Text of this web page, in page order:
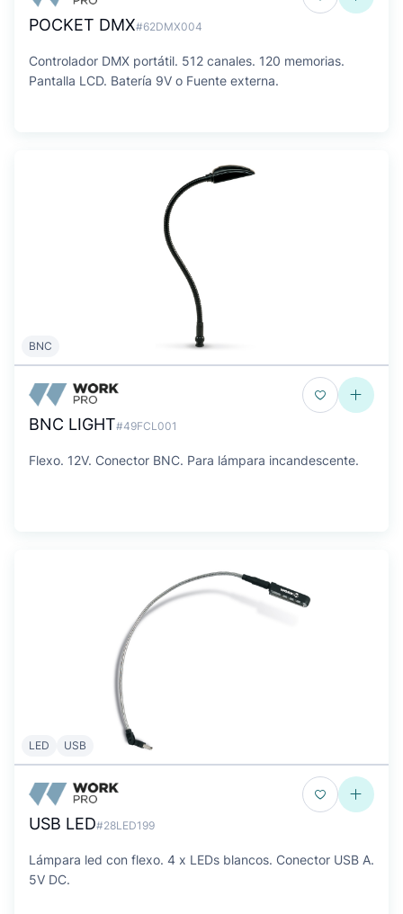
POCKET DMX#62DMX004
Controlador DMX portátil. 512 canales. 120 memorias.
Pantalla LCD. Batería 9V o Fuente externa.
BNC
BNC LIGHT#49FCL001
Flexo. 12V. Conector BNC. Para lámpara incandescente.
LED USB
USB LED#28LED199
Lámpara led con flexo. 4 x LEDs blancos. Conector USB A.
5V DC.